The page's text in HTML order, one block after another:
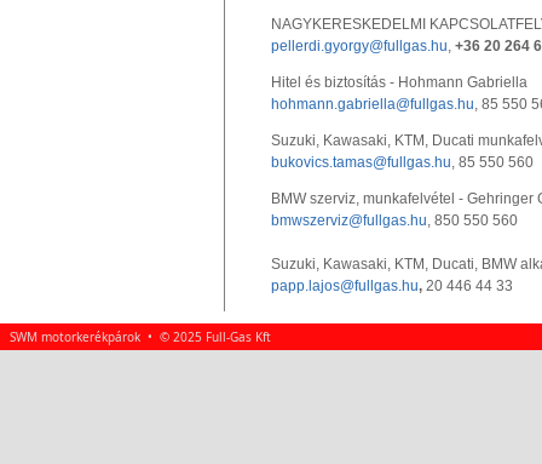
NAGYKERESKEDELMI
pellerdi.gyorgy@fullgas.hu, +36 20 264
Hitel és biztosítás - Hohmann Gabriella
hohmann.gabriella@fullgas.hu, 85 550
Suzuki, Kawasaki, KTM, Ducati
bukovics.tamas@fullgas.hu, 85 550 560
BMW szerviz, munkafelvétel - Gehringer
bmwszerviz@fullgas.hu, 850 550 560
Suzuki, Kawasaki, KTM, Ducati, BMW
papp.lajos@fullgas.hu, 20 446 44 33
SWM motorkerékpárok • © 2025 Full-Gas Kft